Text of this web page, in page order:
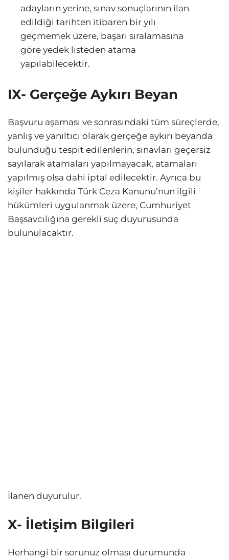
adayların yerine, sınav sonuçlarının ilan
edildiği tarihten itibaren bir yılı
geçmemek üzere, başarı sıralamasına
göre yedek listeden atama
yapılabilecektir.
IX- Gerçeğe Aykırı Beyan
Başvuru aşaması ve sonrasındaki tüm süreçlerde,
yanlış ve yanıltıcı olarak gerçeğe aykırı beyanda
bulunduğu tespit edilenlerin, sınavları geçersiz
sayılarak atamaları yapılmayacak, atamaları
yapılmış olsa dahi iptal edilecektir. Ayrıca bu
kişiler hakkında Türk Ceza Kanunu’nun ilgili
hükümleri uygulanmak üzere, Cumhuriyet
Başsavcılığına gerekli suç duyurusunda
bulunulacaktır.
İlanen duyurulur.
X- İletişim Bilgileri
Herhangi bir sorunuz olması durumunda